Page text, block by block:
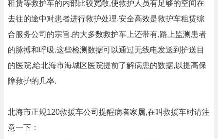
租赁等救护车的内部比较宽敞,使救护人员有足够的空间在
去往的途中对患者进行救护处理,安全高效是救护车租赁综
合服务公司的宗旨.的大多数救护车上还带有,路上监测患者
的脉搏和呼吸.这些检测数据可以通过无线电发送到护送目
的医院,给北海市海城区医院提前了解病患的数据,以提高保
障救护的几率.
北海市正规120救援车公司提醒病者家属,在叫救援车时请注
意一下：